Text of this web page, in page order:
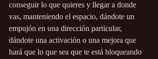
conseguir lo que quieres y llegar a donde
vas, manteniendo el espacio, dándote un
empujón en una dirección particular,
dándote una activación o una mejora que
hará que lo que sea que te está bloqueando